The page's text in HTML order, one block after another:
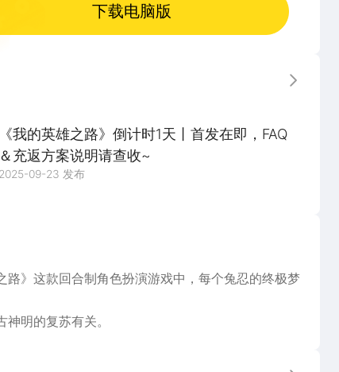
下载电脑版
更多
《我的英雄之路》倒计时1天丨首发在即，FAQ
＆充返方案说明请查收~
2025-09-23 发布
》这款回合制角色扮演游戏中，每个兔忍的终极梦
明的​​复苏​​有关。